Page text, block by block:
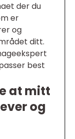
der du
er
og
ditt.
best
at mitt
og